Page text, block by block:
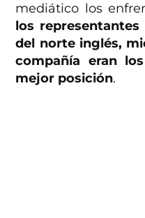
mediático los
los
del norte inglés,
compañía eran
mejor posición.